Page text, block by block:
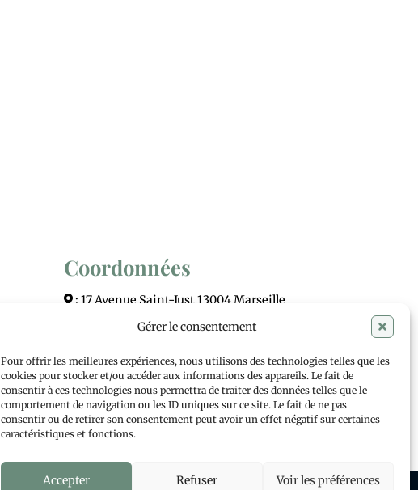
Gérer le consentement
Pour offrir les meilleures expériences, nous utilisons des technologies telles que les
cookies pour stocker et/ou accéder aux informations des appareils. Le fait de
consentir à ces technologies nous permettra de traiter des données telles que le
comportement de navigation ou les ID uniques sur ce site. Le fait de ne pas
consentir ou de retirer son consentement peut avoir un effet négatif sur certaines
caractéristiques et fonctions.
Accepter Refuser Voir les préférences
Coordonnées
: 17 Avenue Saint-Just 13004 Marseille
: beautenet@gmail.com
: 10:00 - 18:00 du Mardi au Samedi
: 0781385818